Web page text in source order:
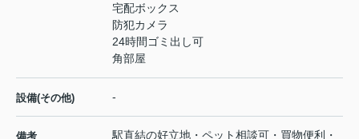
宅配ボックス
防犯カメラ
24時間ゴミ出し可
角部屋
設備(その他) -
備考
駅直結の好立地・ペット相談可・買物便利・